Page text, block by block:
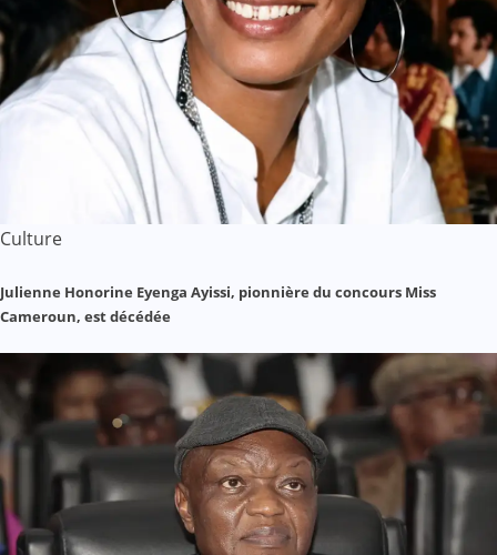
Culture
Julienne Honorine Eyenga Ayissi, pionnière du concours Miss
Cameroun, est décédée